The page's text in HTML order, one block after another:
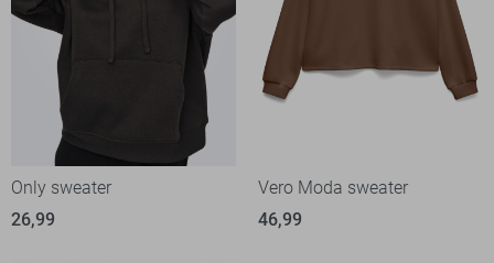
Only sweater
26,99
Vero Moda sweater
46,99